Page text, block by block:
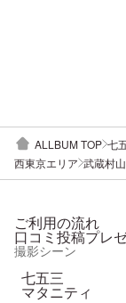
ALLBUM TOP 七
西東京エリア 武蔵村
ご利用の流れ
口コミ投稿プレ
撮影シーン
七五三
マタニティ